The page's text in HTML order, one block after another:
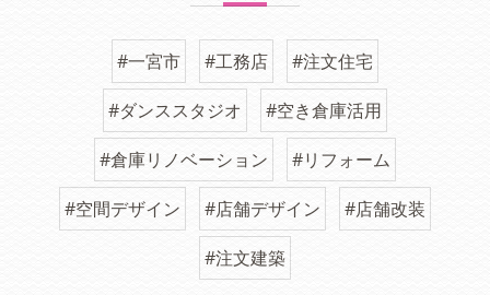
#一宮市 #工務店 #注文住宅
#ダンススタジオ #空き倉庫活用
#倉庫リノベーション #リフォーム
#空間デザイン #店舗デザイン #店舗改装
#注文建築